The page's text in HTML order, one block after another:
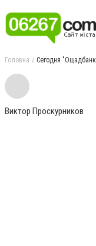
Головна Сегодня
Виктор Проскурников